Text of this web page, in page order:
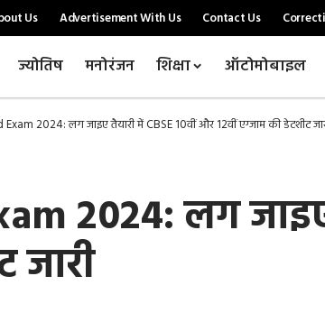
Us Advertisement With Us Contact Us
ज्योतिष मनोरंजन शिक्षा ऑटोमोबाइल
2024: लग जाइए तैयारी में CBSE 10वीं और 12वीं एग्जाम की डेटशीट
2024: लग
जारी